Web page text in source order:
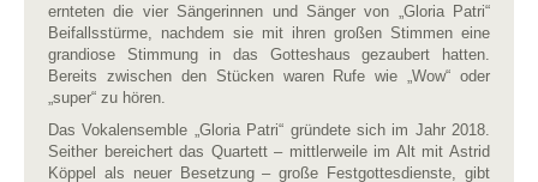
ernteten die vier Sängerinnen und Sänger von „Gloria Patri“
Beifallsstürme, nachdem sie mit ihren großen Stimmen eine
grandiose Stimmung in das Gotteshaus gezaubert hatten.
Bereits zwischen den Stücken waren Rufe wie „Wow“ oder
„super“ zu hören.
Das Vokalensemble „Gloria Patri“ gründete sich im Jahr 2018.
Seither bereichert das Quartett – mittlerweile im Alt mit Astrid
Köppel als neuer Besetzung – große Festgottesdienste, gibt